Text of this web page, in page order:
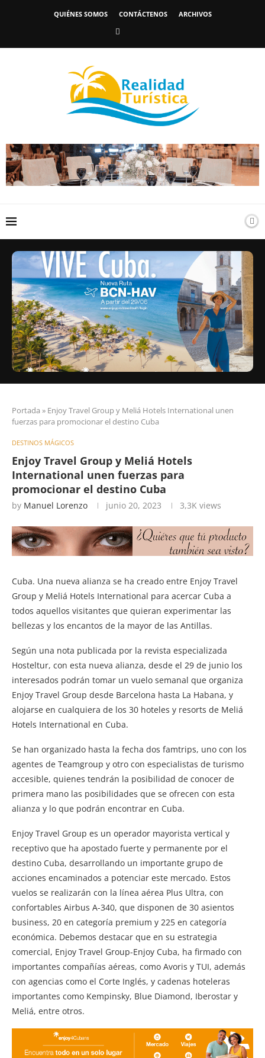
QUIÉNES SOMOS CONTÁCTENOS ARCHIVOS
Portada » Enjoy Travel Group y Meliá Hotels International unen
fuerzas para promocionar el destino Cuba
DESTINOS MÁGICOS
Enjoy Travel Group y Meliá Hotels
International unen fuerzas para
promocionar el destino Cuba
by Manuel Lorenzo junio 20, 2023 3,3K views
Cuba. Una nueva alianza se ha creado entre Enjoy Travel
Group y Meliá Hotels International para acercar Cuba a
todos aquellos visitantes que quieran experimentar las
bellezas y los encantos de la mayor de las Antillas.
Según una nota publicada por la revista especializada
Hosteltur, con esta nueva alianza, desde el 29 de junio los
interesados podrán tomar un vuelo semanal que organiza
Enjoy Travel Group desde Barcelona hasta La Habana, y
alojarse en cualquiera de los 30 hoteles y resorts de Meliá
Hotels International en Cuba.
Se han organizado hasta la fecha dos famtrips, uno con los
agentes de Teamgroup y otro con especialistas de turismo
accesible, quienes tendrán la posibilidad de conocer de
primera mano las posibilidades que se ofrecen con esta
alianza y lo que podrán encontrar en Cuba.
Enjoy Travel Group es un operador mayorista vertical y
receptivo que ha apostado fuerte y permanente por el
destino Cuba, desarrollando un importante grupo de
acciones encaminados a potenciar este mercado. Estos
vuelos se realizarán con la línea aérea Plus Ultra, con
confortables Airbus A-340, que disponen de 30 asientos
business, 20 en categoría premium y 225 en categoría
económica. Debemos destacar que en su estrategia
comercial, Enjoy Travel Group-Enjoy Cuba, ha firmado con
importantes compañías aéreas, como Avoris y TUI, además
con agencias como el Corte Inglés, y cadenas hoteleras
importantes como Kempinsky, Blue Diamond, Iberostar y
Meliá, entre otros.